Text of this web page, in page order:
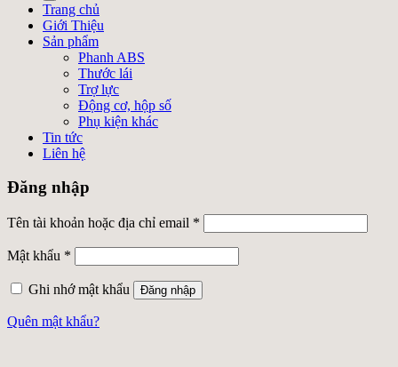
Trang chủ
Giới Thiệu
Sản phẩm
Phanh ABS
Thước lái
Trợ lực
Động cơ, hộp số
Phụ kiện khác
Tin tức
Liên hệ
Đăng nhập
Tên tài khoản hoặc địa chỉ email *
Mật khẩu *
Ghi nhớ mật khẩu Đăng nhập
Quên mật khẩu?